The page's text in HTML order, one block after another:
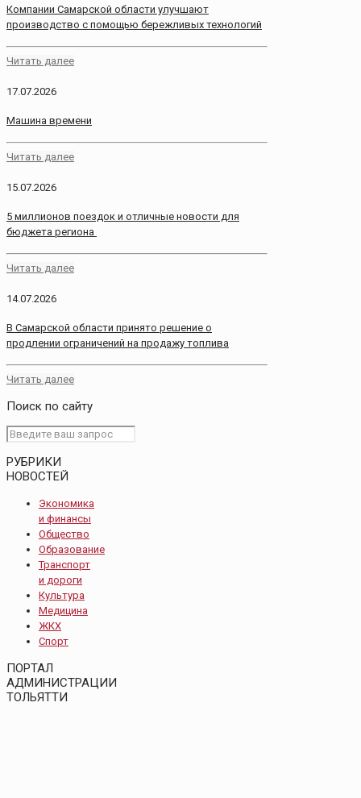
Компании Самарской области улучшают
производство с помощью бережливых технологий
Читать далее
17.07.2026
Машина времени
Читать далее
15.07.2026
5 миллионов поездок и отличные новости для
бюджета региона
Читать далее
14.07.2026
В Самарской области принято решение о
продлении ограничений на продажу топлива
Читать далее
Поиск по сайту
РУБРИКИ
НОВОСТЕЙ
Экономика
и финансы
Общество
Образование
Транспорт
и дороги
Культура
Медицина
ЖКХ
Спорт
ПОРТАЛ
АДМИНИСТРАЦИИ
ТОЛЬЯТТИ